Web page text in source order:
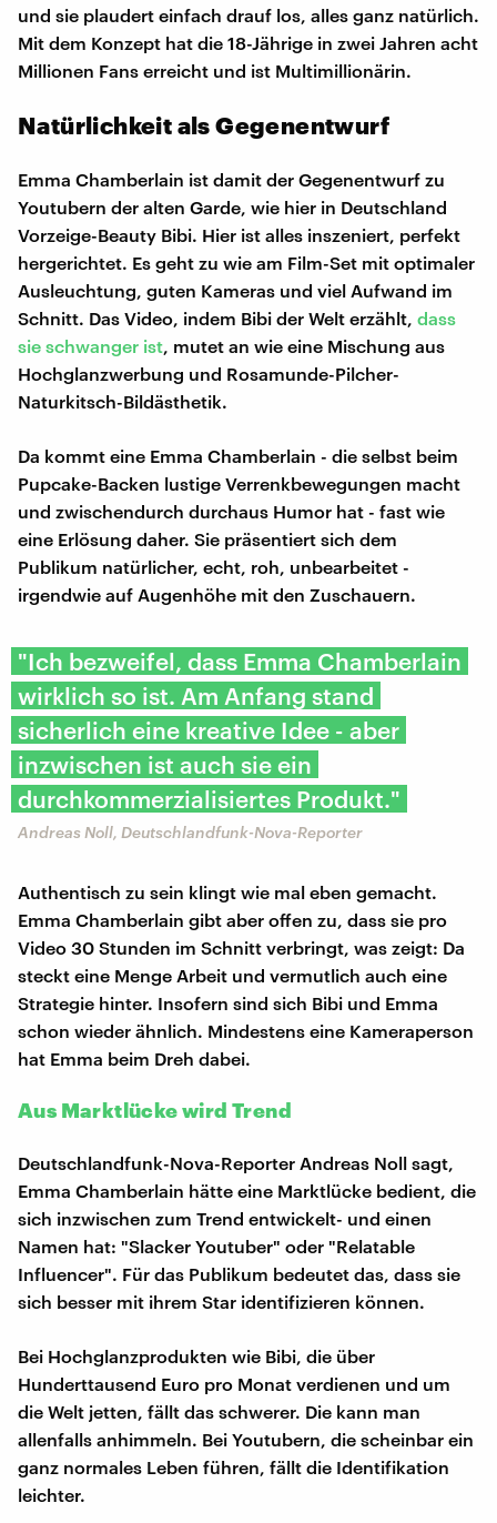
und sie plaudert einfach drauf los, alles ganz natürlich.
Mit dem Konzept hat die 18-Jährige in zwei Jahren acht
Millionen Fans erreicht und ist Multimillionärin.
Natürlichkeit als Gegenentwurf
Emma Chamberlain ist damit der Gegenentwurf zu
Youtubern der alten Garde, wie hier in Deutschland
Vorzeige-Beauty Bibi. Hier ist alles inszeniert, perfekt
hergerichtet. Es geht zu wie am Film-Set mit optimaler
Ausleuchtung, guten Kameras und viel Aufwand im
Schnitt. Das Video, indem Bibi der Welt erzählt, dass
sie schwanger ist , mutet an wie eine Mischung aus
Hochglanzwerbung und Rosamunde-Pilcher-
Naturkitsch-Bildästhetik.
Da kommt eine Emma Chamberlain - die selbst beim
Pupcake-Backen lustige Verrenkbewegungen macht
und zwischendurch durchaus Humor hat - fast wie
eine Erlösung daher. Sie präsentiert sich dem
Publikum natürlicher, echt, roh, unbearbeitet -
irgendwie auf Augenhöhe mit den Zuschauern.
"Ich bezweifel, dass Emma Chamberlain
wirklich so ist. Am Anfang stand
sicherlich eine kreative Idee - aber
inzwischen ist auch sie ein
durchkommerzialisiertes Produkt."
Andreas Noll, Deutschlandfunk-Nova-Reporter
Authentisch zu sein klingt wie mal eben gemacht.
Emma Chamberlain gibt aber offen zu, dass sie pro
Video 30 Stunden im Schnitt verbringt, was zeigt: Da
steckt eine Menge Arbeit und vermutlich auch eine
Strategie hinter. Insofern sind sich Bibi und Emma
schon wieder ähnlich. Mindestens eine Kameraperson
hat Emma beim Dreh dabei.
Aus Marktlücke wird Trend
Deutschlandfunk-Nova-Reporter Andreas Noll sagt,
Emma Chamberlain hätte eine Marktlücke bedient, die
sich inzwischen zum Trend entwickelt- und einen
Namen hat: "Slacker Youtuber" oder "Relatable
Influencer". Für das Publikum bedeutet das, dass sie
sich besser mit ihrem Star identifizieren können.
Bei Hochglanzprodukten wie Bibi, die über
Hunderttausend Euro pro Monat verdienen und um
die Welt jetten, fällt das schwerer. Die kann man
allenfalls anhimmeln. Bei Youtubern, die scheinbar ein
ganz normales Leben führen, fällt die Identifikation
leichter.